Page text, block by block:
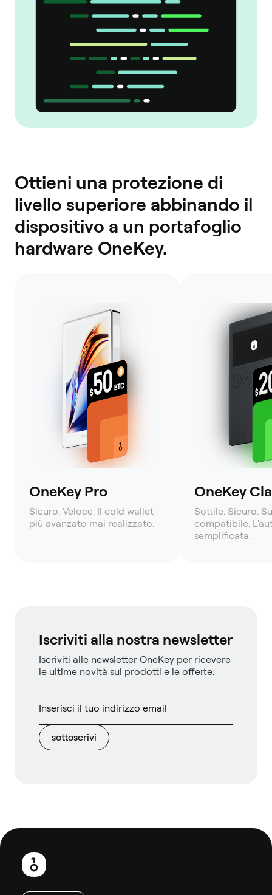
Ottieni una protezione di
livello superiore abbinando il
dispositivo a un portafoglio
hardware OneKey.
OneKey Pro
Sicuro. Veloce. Il cold wallet
più avanzato mai realizzato.
OneKey
Sottile. Sicuro.
compatibile.
semplificata.
Iscriviti alla nostra newsletter
Iscriviti alle newsletter OneKey per ricevere
le ultime novità sui prodotti e le offerte.
sottoscrivi
Piè
pagina